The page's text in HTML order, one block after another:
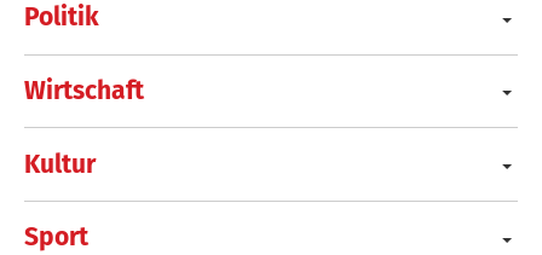
Politik
Wirtschaft
Kultur
Sport